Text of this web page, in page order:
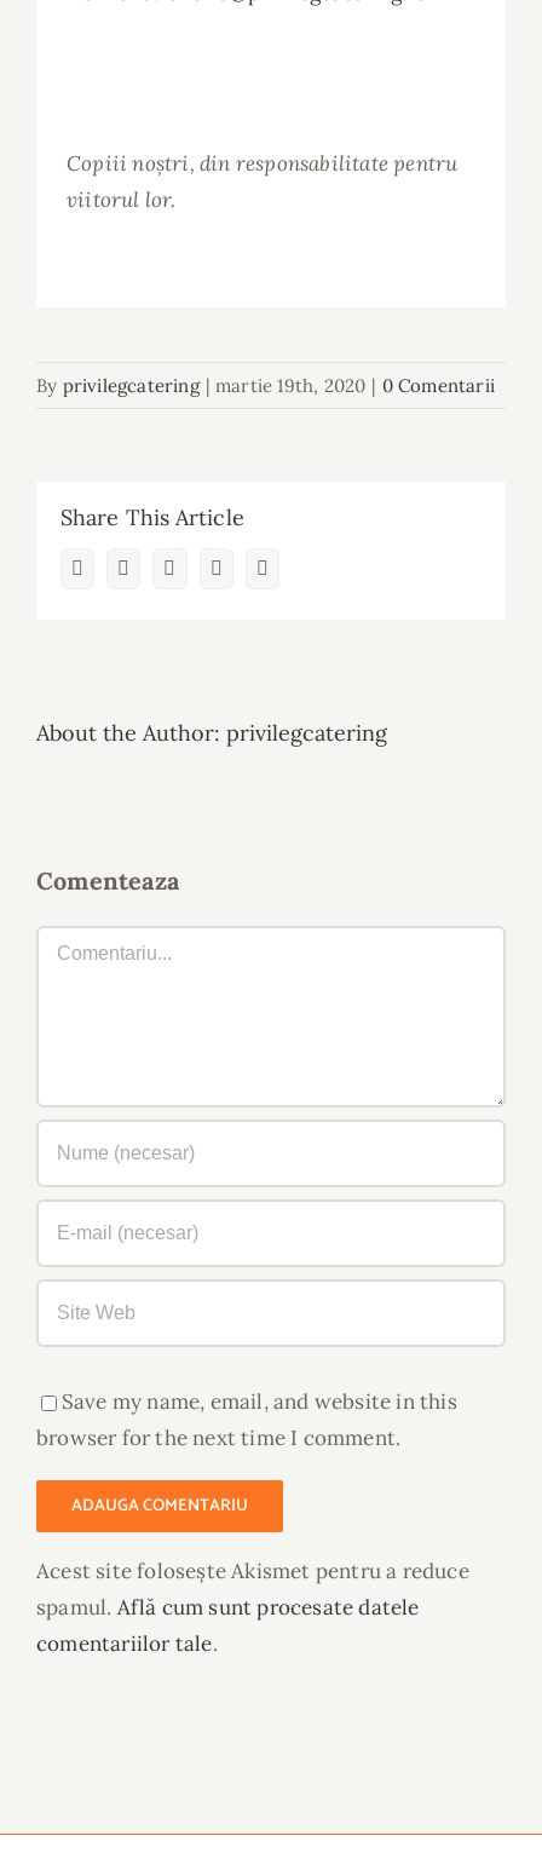
Copiii noștri, din responsabilitate pentru
viitorul lor.
By privilegcatering | martie 19th, 2020 | 0 Comentarii
Share This Article
FacebookTwitter LinkedInWhatsapp
About the Author: privilegcatering
Comenteaza
Comment
Save my name, email, and website in this
browser for the next time I comment.
Acest site folosește Akismet pentru a reduce
spamul. Află cum sunt procesate datele
comentariilor tale.